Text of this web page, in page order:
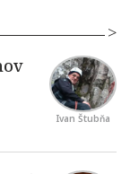
Ivan Štubňa